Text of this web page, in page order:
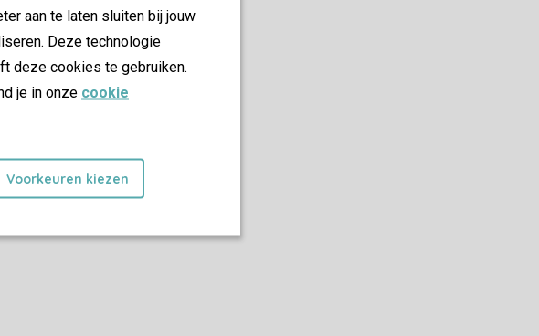
aan te laten sluiten bij jouw
Deze technologie
deze cookies te gebruiken.
je in onze cookie
Voorkeuren kiezen
Verhuur